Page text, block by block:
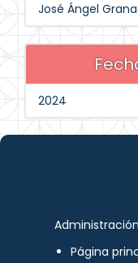
José Ángel
2024
Página